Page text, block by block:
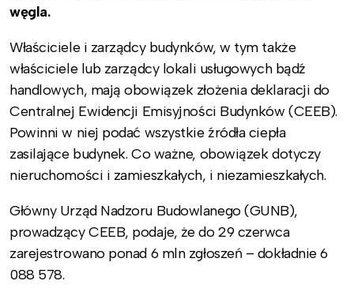
węgla.
Właściciele i zarządcy budynków, w tym także
właściciele lub zarządcy lokali usługowych bądź
handlowych, mają obowiązek złożenia deklaracji do
Centralnej Ewidencji Emisyjności Budynków (CEEB).
Powinni w niej podać wszystkie źródła ciepła
zasilające budynek. Co ważne, obowiązek dotyczy
nieruchomości i zamieszkałych, i niezamieszkałych.
Główny Urząd Nadzoru Budowlanego (GUNB),
prowadzący CEEB, podaje, że do 29 czerwca
zarejestrowano ponad 6 mln zgłoszeń – dokładnie6
088 578.